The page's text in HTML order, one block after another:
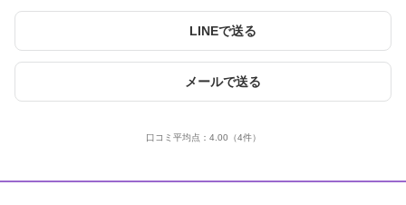
LINEで送る
メールで送る
口コミ平均点： 4.00 （4件）